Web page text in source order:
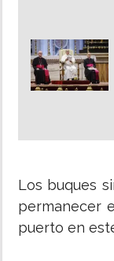
Los buques
permanecer
puerto en